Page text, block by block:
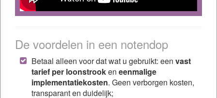
De voordelen in een notendop
Betaal alleen voor dat wat u gebruikt: eenvast
tarief per loonstrookeneenmalige
implementatiekosten. Geen verborgen kosten,
transparant en duidelijk;